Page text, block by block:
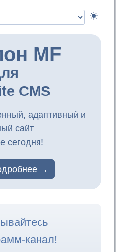
MF
CMS
адаптивный и
сайт
сегодня!
канал!